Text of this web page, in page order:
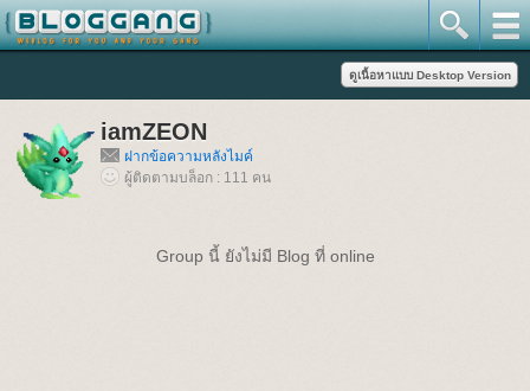
iamZEON
ฝากข้อความหลังไมค์
ผู้ติดตามบล็อก : 111 คน
Group นี้ ยังไม่มี Blog ที่ online